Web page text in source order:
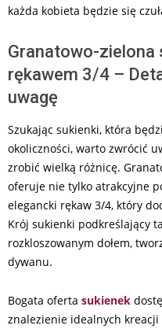
każda kobieta będzie się
Granatowo-zielona
rękawem 3/4 –
uwagę
Szukając sukienki, która
okoliczności, warto zwrócić
zrobić wielką różnicę.
oferuje nie tylko atrakcyjne
elegancki rękaw 3/4, który
Krój sukienki podkreślający
rozkloszowanym dołem,
dywanu.
Bogata oferta sukienek
znalezienie idealnych